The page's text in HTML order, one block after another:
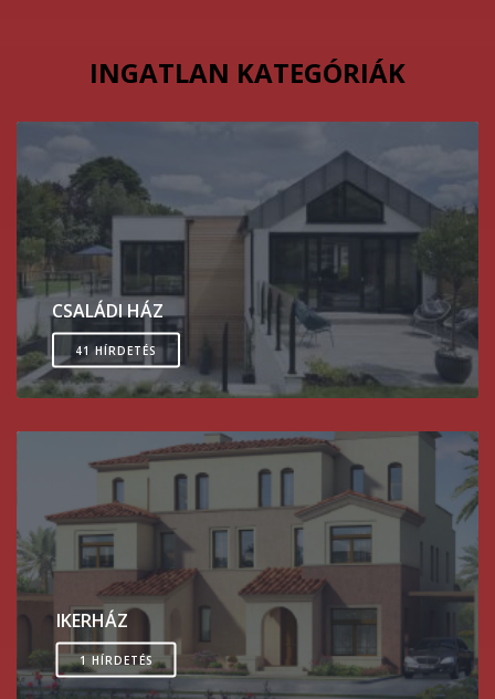
INGATLAN KATEGÓRIÁK
CSALÁDI HÁZ
41 HÍRDETÉS
IKERHÁZ
1 HÍRDETÉS